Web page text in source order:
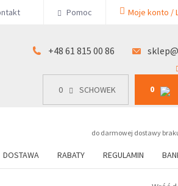
Pomoc Moje konto /
+48 61 815 00 86
0 SCHOWEK 0
do darmowej dostawy
DOSTAWA RABATY REGULAMIN
0 SCHOWEK 0
00 86